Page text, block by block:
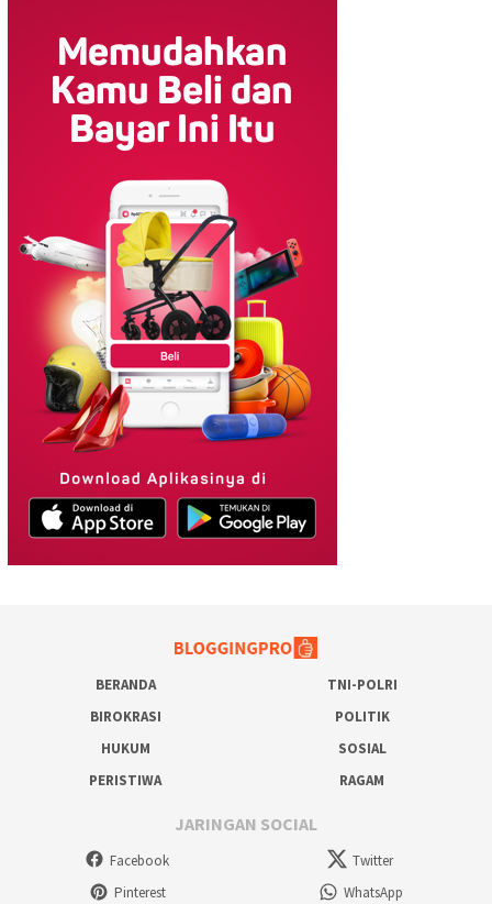
BERANDA
TNI-POLRI
BIROKRASI
POLITIK
HUKUM
SOSIAL
PERISTIWA
RAGAM
JARINGAN SOCIAL
Facebook
Twitter
Pinterest
WhatsApp